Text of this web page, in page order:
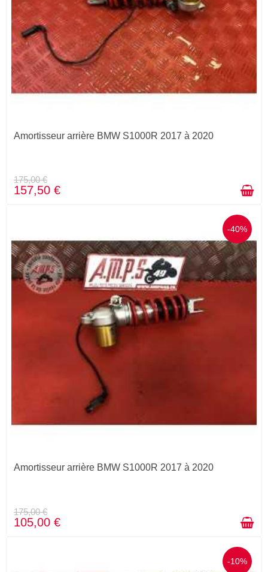
Amortisseur arrière BMW S1000R 2017 à 2020
175,00 €
157,50 €
-40%
Amortisseur arrière BMW S1000R 2017 à 2020
175,00 €
105,00 €
-10%